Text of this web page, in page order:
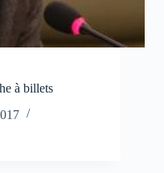
à billets